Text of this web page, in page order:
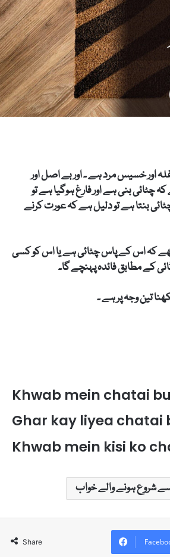
اور خسیس مرد ہے ۔ اور بے اصل اور
چٹائی بنی ہے اور فارغ ہوگیا ہے تو
بنتا ہے تو دلیل ہے کہ عورت کرنے
کہ اس کے پاس چٹائی ہے یا اس کو کسی
کے مطابق فائدہ پہنچے گا۔
تین وجہ پر ہے ۔
Khwab mein chatai
Ghar kay liyea chatai
Khwab mein kisi ko
شروع ہونے والے خواب
Share